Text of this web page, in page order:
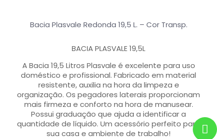
Bacia Plasvale Redonda 19,5 L. – Cor Transp.
BACIA PLASVALE 19,5L
A Bacia 19,5 Litros Plasvale é excelente para uso
doméstico e profissional. Fabricado em material
resistente, auxilia na hora da limpeza e
organização. Os pegadores laterais proporcionam
mais firmeza e conforto na hora de manusear.
Possui graduação que ajuda a identificar a
quantidade de líquido. Um acessório perfeito para
sua casa e ambiente de trabalho!